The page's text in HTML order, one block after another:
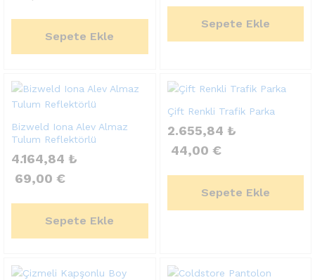
Sepete Ekle
Sepete Ekle
Bizweld Iona Alev Almaz
Tulum Reflektörlü
4.164,84 ₺
69,00 €
Sepete Ekle
Çift Renkli Trafik Parka
2.655,84 ₺
44,00 €
Sepete Ekle